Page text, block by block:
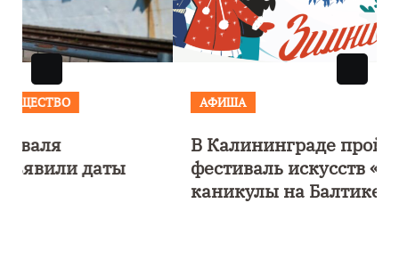
АФИША
В Калининграде пройдет
фестиваль искусств «Зимние
каникулы на Балтике»